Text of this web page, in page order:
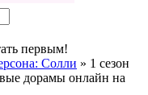
первым!
Солли » 1 сезон
дорамы онлайн на